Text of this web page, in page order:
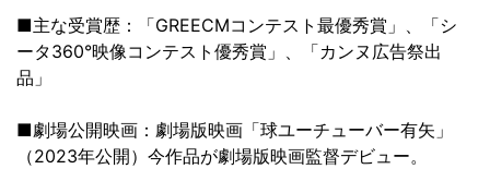
■主な受賞歴：「GREECMコンテスト最優秀賞」、「シ
ータ360°映像コンテスト優秀賞」、「カンヌ広告祭出
品」
■劇場公開映画：劇場版映画「球ユーチューバー有矢」
（2023年公開）今作品が劇場版映画監督デビュー。